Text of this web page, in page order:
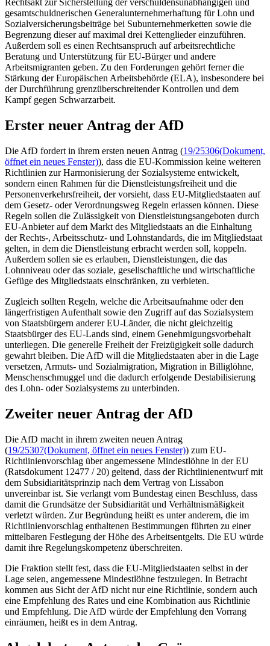
Rechtsakt zur Sicherstellung der verschuldensunabhängigen und
gesamtschuldnerischen Generalunternehmerhaftung für Lohn und
Sozialversicherungsbeiträge bei Subunternehmerketten sowie die
Begrenzung dieser auf maximal drei Kettenglieder einzuführen.
Außerdem soll es einen Rechtsanspruch auf arbeitsrechtliche
Beratung und Unterstützung für EU-Bürger und andere
Arbeitsmigranten geben. Zu den Forderungen gehört ferner die
Stärkung der Europäischen Arbeitsbehörde (ELA), insbesondere bei
der Durchführung grenzüberschreitender Kontrollen und dem
Kampf gegen Schwarzarbeit.
Erster neuer Antrag der AfD
Die AfD fordert in ihrem ersten neuen Antrag (19/25306(Dokument,
öffnet ein neues Fenster)), dass die EU-Kommission keine weiteren
Richtlinien zur Harmonisierung der Sozialsysteme entwickelt,
sondern einen Rahmen für die Dienstleistungsfreiheit und die
Personenverkehrsfreiheit, der vorsieht, dass EU-Mitgliedstaaten auf
dem Gesetz- oder Verordnungsweg Regeln erlassen können. Diese
Regeln sollen die Zulässigkeit von Dienstleistungsangeboten durch
EU-Anbieter auf dem Markt des Mitgliedstaats an die Einhaltung
der Rechts-, Arbeitsschutz- und Lohnstandards, die im Mitgliedstaat
gelten, in dem die Dienstleistung erbracht werden soll, koppeln.
Außerdem sollen sie es erlauben, Dienstleistungen, die das
Lohnniveau oder das soziale, gesellschaftliche und wirtschaftliche
Gefüge des Mitgliedstaats einschränken, zu verbieten.
Zugleich sollten Regeln, welche die Arbeitsaufnahme oder den
längerfristigen Aufenthalt sowie den Zugriff auf das Sozialsystem
von Staatsbürgern anderer EU-Länder, die nicht gleichzeitig
Staatsbürger des EU-Lands sind, einem Genehmigungsvorbehalt
unterliegen. Die generelle Freiheit der Freizügigkeit solle dadurch
gewahrt bleiben. Die AfD will die Mitgliedstaaten aber in die Lage
versetzen, Armuts- und Sozialmigration, Migration in Billiglöhne,
Menschenschmuggel und die dadurch erfolgende Destabilisierung
des Lohn- oder Sozialsystems zu unterbinden.
Zweiter neuer Antrag der AfD
Die AfD macht in ihrem zweiten neuen Antrag
(19/25307(Dokument, öffnet ein neues Fenster)) zum EU-
Richtlinienvorschlag über angemessene Mindestlöhne in der EU
(Ratsdokument 12477 / 20) geltend, dass der Richtlinienentwurf mit
dem Subsidiaritätsprinzip nach dem Vertrag von Lissabon
unvereinbar ist. Sie verlangt vom Bundestag einen Beschluss, dass
damit die Grundsätze der Subsidiarität und Verhältnismäßigkeit
verletzt würden. Zur Begründung heißt es unter anderem, die im
Richtlinienvorschlag enthaltenen Bestimmungen führten zu einer
mittelbaren Festlegung der Höhe des Arbeitsentgelts. Die EU würde
damit ihre Regelungskompetenz überschreiten.
Die Fraktion stellt fest, dass die EU-Mitgliedstaaten selbst in der
Lage seien, angemessene Mindestlöhne festzulegen. In Betracht
kommen aus Sicht der AfD nicht nur eine Richtlinie, sondern auch
eine Empfehlung des Rates und eine Kombination aus Richtlinie
und Empfehlung. Die AfD würde der Empfehlung den Vorrang
einräumen, heißt es in dem Antrag.